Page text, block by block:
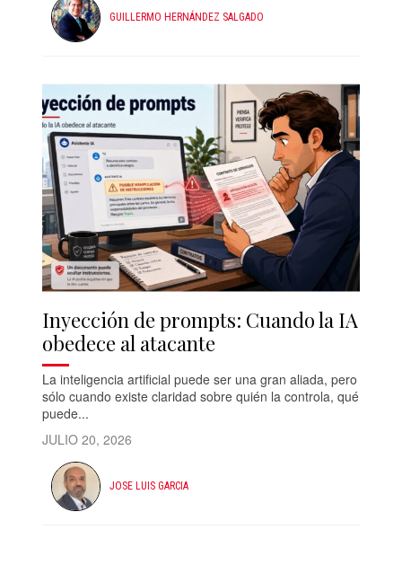
GUILLERMO HERNÁNDEZ SALGADO
Inyección de prompts: Cuando la IA
obedece al atacante
La inteligencia artificial puede ser una gran aliada, pero
sólo cuando existe claridad sobre quién la controla, qué
puede...
JULIO 20, 2026
JOSE LUIS GARCIA